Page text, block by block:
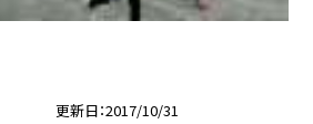
更新日 2017/10/31